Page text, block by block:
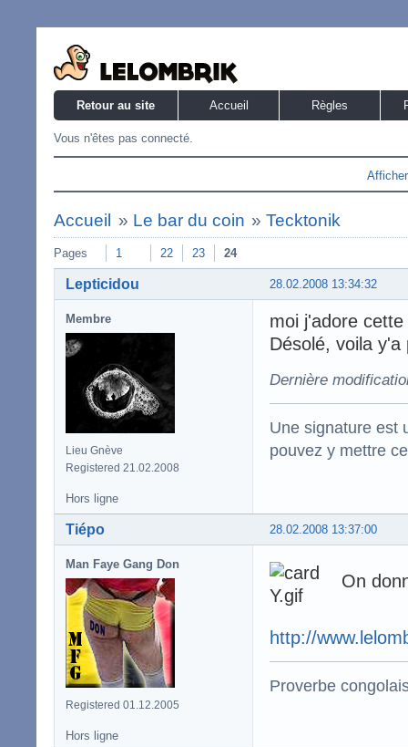
Retour au site Accueil Règles
Vous n'êtes pas connecté.
Accueil » Le bar du coin »Tecktonik
Pages 1 22 23 24
28.02.2008 13:34:32
Lepticidou
Membre
Lieu Gnève
Registered 21.02.2008
moi j'adore cette
Désolé, voila
Dernière
Une signature est
pouvez y mettre
Hors ligne
28.02.2008 13:37:00
Tiépo
Man Faye Gang Don
Registered 01.12.2005
On
http://
Proverbe
Hors ligne